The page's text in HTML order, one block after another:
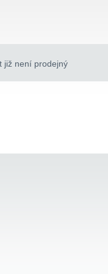
již není prodejný